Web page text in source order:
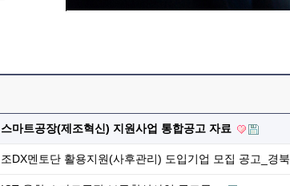
마트공장(제조혁신) 지원사업 통합공고 자료
DX멘토단 활용지원(사후관리) 도입기업 모집 공고_경북